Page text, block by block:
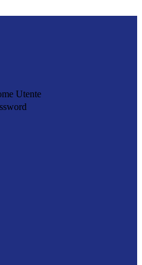
Utente